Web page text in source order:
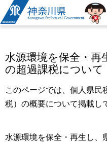
神奈川県
水源環境を保全・再
の超過課税について
このページでは、個人県民
税）の概要について掲載し
水源環境を保全・再生し、